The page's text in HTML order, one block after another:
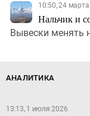
10:50, 24
Нальчик и
Вывески менять
АНАЛИТИКА
13:13, 1 июля 2026